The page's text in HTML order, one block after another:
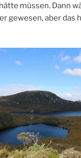
müssen. Dann
gewesen, aber das